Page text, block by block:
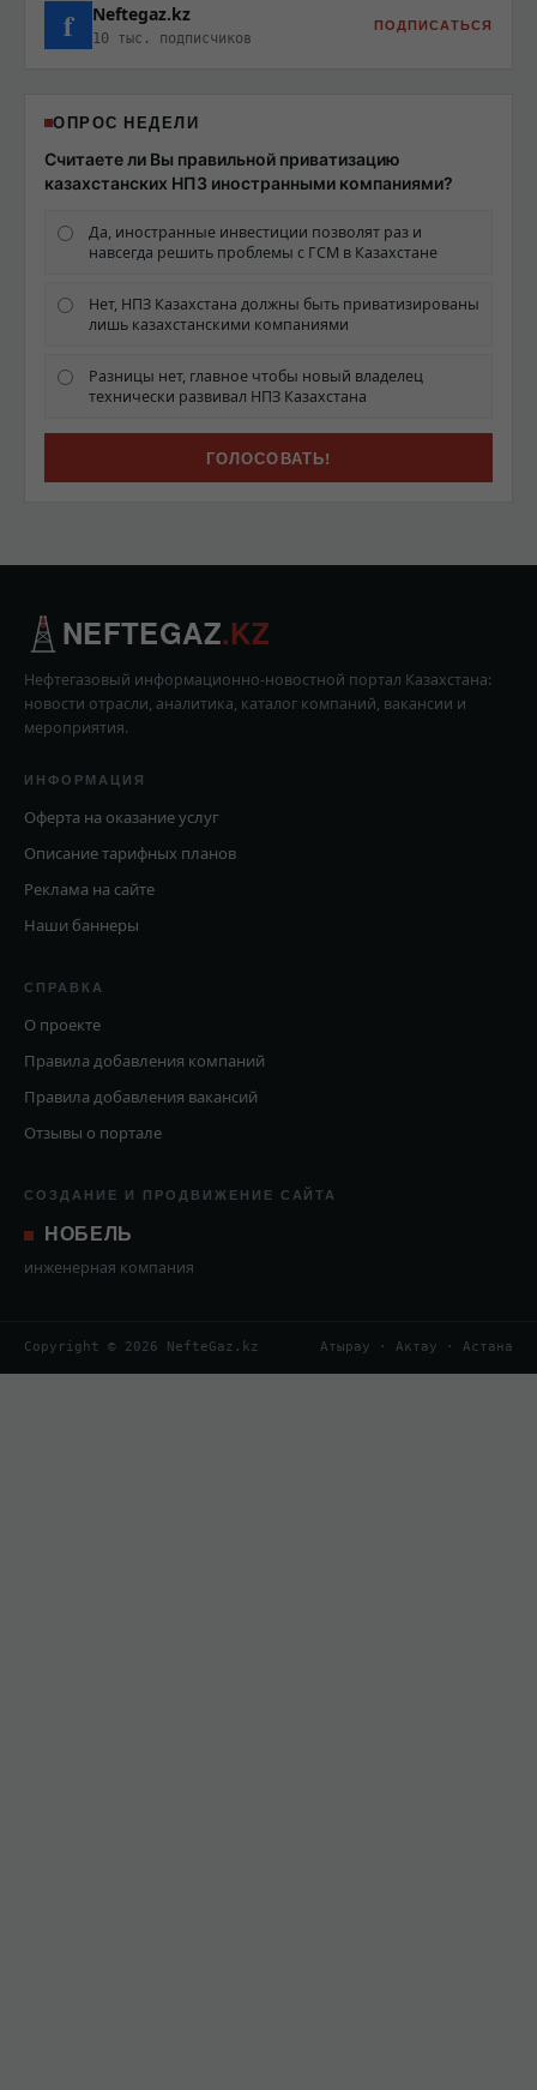
f Neftegaz.kz
10 тыс. подписчиков
ПОДПИСАТЬСЯ
ОПРОС НЕДЕЛИ
Считаете ли Вы правильной приватизацию
казахстанских НПЗ иностранными компаниями?
Да, иностранные инвестиции позволят раз и
навсегда решить проблемы с ГСМ в Казахстане
Нет, НПЗ Казахстана должны быть приватизированы
лишь казахстанскими компаниями
Разницы нет, главное чтобы новый владелец
технически развивал НПЗ Казахстана
NEFTEGAZ.KZ
Нефтегазовый информационно-новостной портал Казахстана:
новости отрасли, аналитика, каталог компаний, вакансии и
мероприятия.
ИНФОРМАЦИЯ
Оферта на оказание услуг
Описание тарифных планов
Реклама на сайте
Наши баннеры
СПРАВКА
О проекте
Правила добавления компаний
Правила добавления вакансий
Отзывы о портале
СОЗДАНИЕ И ПРОДВИЖЕНИЕ САЙТА
НОБЕЛЬ
инженерная компания
Copyright © 2026 NefteGaz.kz Атырау · Актау · Астана